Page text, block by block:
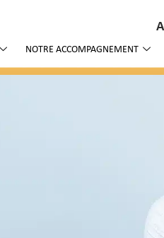
NOTRE ACCOMPAGNEMENT